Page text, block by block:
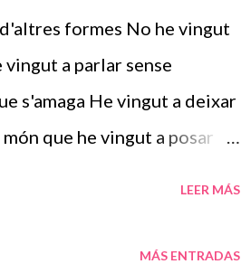
formes No he vingut
a parlar sense
s'amaga He vingut a deixar
que he vingut a posar
LEER MÁS
MÁS ENTRADAS